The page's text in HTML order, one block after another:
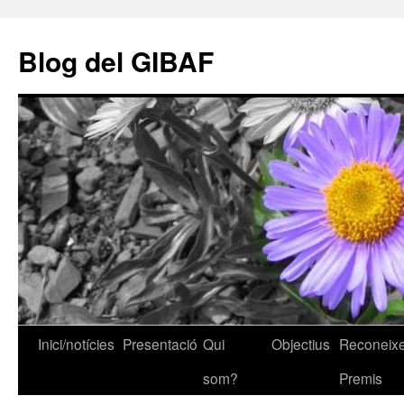
contingut
Blog del GIBAF
Inici/notícies Presentació Qui
som?
Objectius
Premis